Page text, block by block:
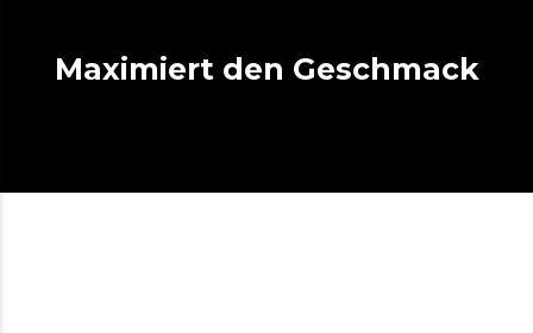
Maximiert den Geschmack